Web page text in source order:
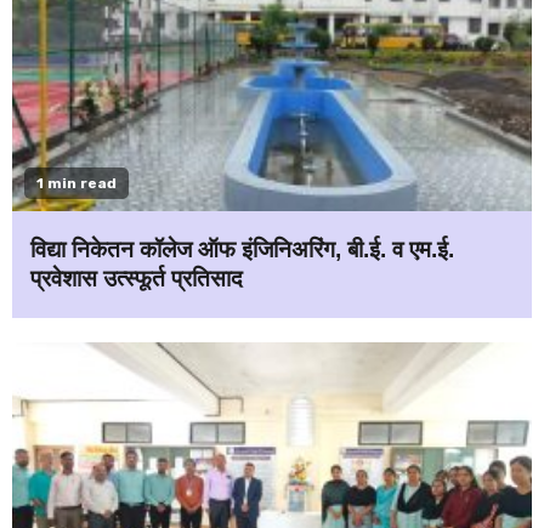
1 min read
विद्या निकेतन कॉलेज ऑफ इंजिनिअरिंग, बी.ई. व एम.ई.
प्रवेशास उत्स्फूर्त प्रतिसाद